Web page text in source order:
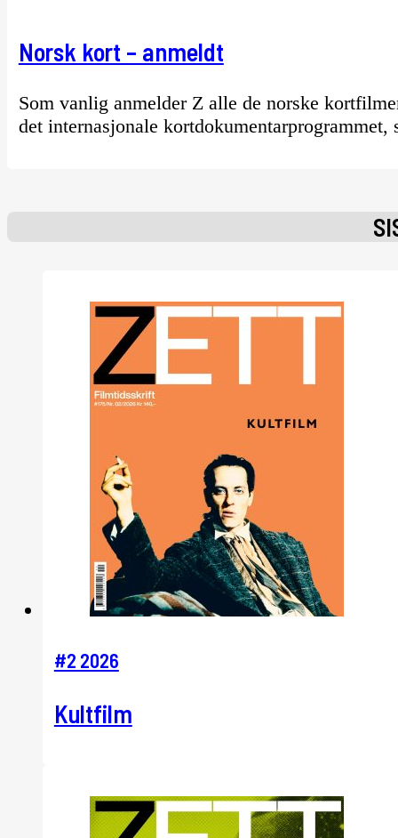
Norsk kort – anmeldt
Som vanlig anmelder Z alle de norske
det internasjonale kortdokumentarprogrammet,
#2 2026
Kultfilm